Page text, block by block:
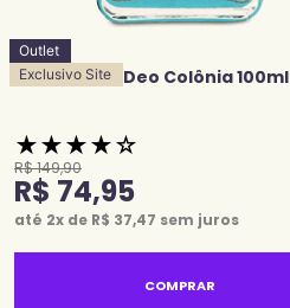
Outlet
Exclusivo Site
Eterna Blue Deo Colônia 100ml
★★★★☆
R$149,90
R$ 74,95
até 2x de R$ 37,47 sem juros
COMPRAR